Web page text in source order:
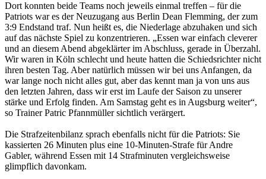
Dort konnten beide Teams noch jeweils einmal treffen – für die
Patriots war es der Neuzugang aus Berlin Dean Flemming, der zum
3:9 Endstand traf. Nun heißt es, die Niederlage abzuhaken und sich
auf das nächste Spiel zu konzentrieren. „Essen war einfach cleverer
und an diesem Abend abgeklärter im Abschluss, gerade in Überzahl.
Wir waren in Köln schlecht und heute hatten die Schiedsrichter nicht
ihren besten Tag. Aber natürlich müssen wir bei uns Anfangen, da
war lange noch nicht alles gut, aber das kennt man ja von uns aus
den letzten Jahren, dass wir erst im Laufe der Saison zu unserer
stärke und Erfolg finden. Am Samstag geht es in Augsburg weiter“,
so Trainer Patric Pfannmüller sichtlich verärgert.
Die Strafzeitenbilanz sprach ebenfalls nicht für die Patriots: Sie
kassierten 26 Minuten plus eine 10-Minuten-Strafe für Andre
Gabler, während Essen mit 14 Strafminuten vergleichsweise
glimpflich davonkam.